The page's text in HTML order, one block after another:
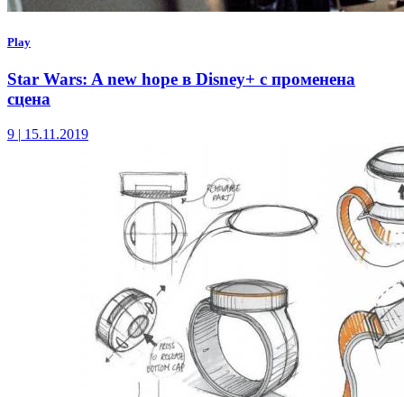
Play
Star Wars: A new hope в Disney+ с променена
сцена
9 | 15.11.2019